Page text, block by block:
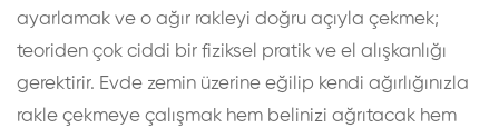
ayarlamak ve o ağır rakleyi doğru açıyla çekmek;
teoriden çok ciddi bir fiziksel pratik ve el alışkanlığı
gerektirir. Evde zemin üzerine eğilip kendi ağırlığınızla
rakle çekmeye çalışmak hem belinizi ağrıtacak hem